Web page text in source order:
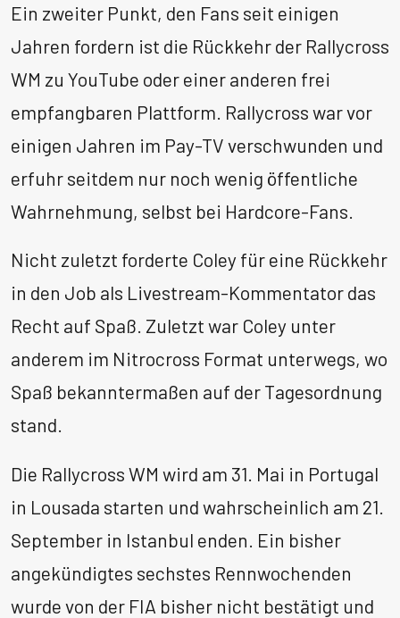
Ein zweiter Punkt, den Fans seit einigen
Jahren fordern ist die Rückkehr der Rallycross
WM zu YouTube oder einer anderen frei
empfangbaren Plattform. Rallycross war vor
einigen Jahren im Pay-TV verschwunden und
erfuhr seitdem nur noch wenig öffentliche
Wahrnehmung, selbst bei Hardcore-Fans.
Nicht zuletzt forderte Coley für eine Rückkehr
in den Job als Livestream-Kommentator das
Recht auf Spaß. Zuletzt war Coley unter
anderem im Nitrocross Format unterwegs, wo
Spaß bekanntermaßen auf der Tagesordnung
stand.
Die Rallycross WM wird am 31. Mai in Portugal
in Lousada starten und wahrscheinlich am 21.
September in Istanbul enden. Ein bisher
angekündigtes sechstes Rennwochenden
wurde von der FIA bisher nicht bestätigt und